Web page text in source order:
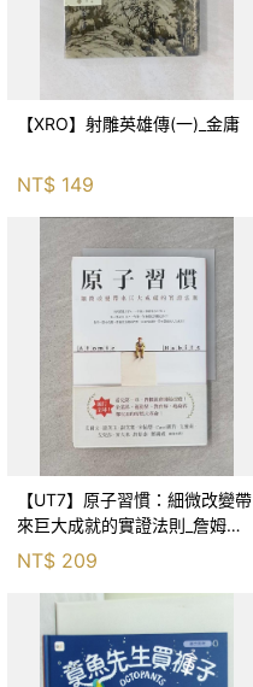
【XRO】射雕英雄傳(一)_金庸
NT$ 149
【UT7】原子習慣：細微改變帶
來巨大成就的實證法則_詹姆斯‧
克利爾, 蔡世偉
NT$ 209